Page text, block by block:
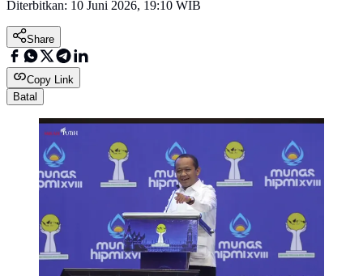
Diterbitkan: 10 Juni 2026, 19:10 WIB
Share
Copy Link
Batal